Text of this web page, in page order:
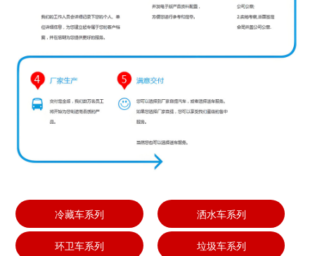
冷藏车系列 洒水车系列
环卫车系列 垃圾车系列